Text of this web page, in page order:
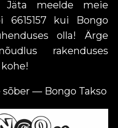
Jäta meelde meie
6615157 kui Bongo
olla! Ärge
rakenduses
sõber — Bongo Takso